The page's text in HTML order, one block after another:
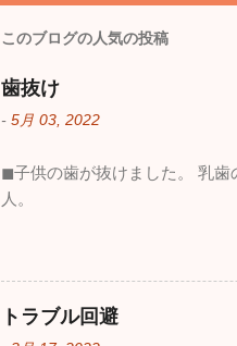
このブログの人気の投稿
歯抜け
- 5月 03, 2022
◼︎子供の歯が抜けました。 乳歯
人。
トラブル回避